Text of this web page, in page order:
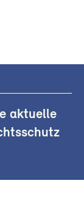
aktuelle